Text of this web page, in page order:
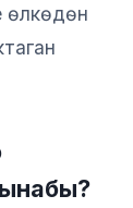
өлкөдөн